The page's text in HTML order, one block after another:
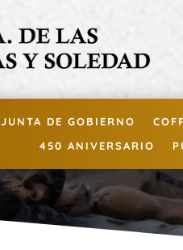
JUNTA DE GOBIERNO
450 ANIVERSARIO